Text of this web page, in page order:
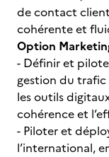
de contact
cohérente et
Option
- Définir et
gestion du
les outils
cohérence et
- Piloter et
l’international,